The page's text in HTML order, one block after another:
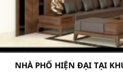
NHÀ PHỐ HIỆN ĐẠI TẠI